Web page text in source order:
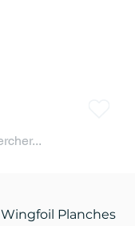
Wingfoil Planches